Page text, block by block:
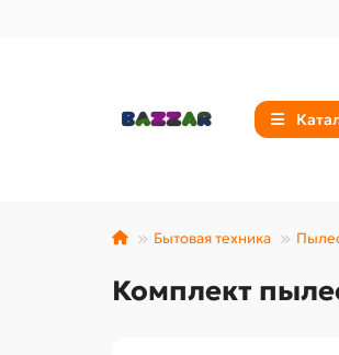
Бытовая техника
Комплект